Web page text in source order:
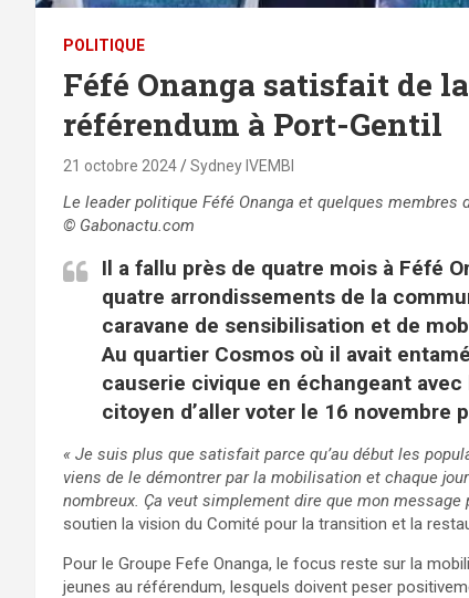
POLITIQUE
Féfé Onanga satisfait de
référendum à Port-Gentil
21 octobre 2024 Sydney IVEMBI
Le leader politique Féfé Onanga et quelques membres
© Gabonactu.com
Il a fallu près de quatre mois à Féfé
quatre arrondissements de la
caravane de sensibilisation et de
Au quartier Cosmos où il avait
causerie civique en échangeant
citoyen d’aller voter le 16 novembre
« Je suis plus que satisfait parce qu’au début les
viens de le démontrer par la mobilisation et chaque
nombreux. Ça veut simplement dire que mon message
soutien la vision du Comité pour la transition et la
Pour le Groupe Fefe Onanga, le focus reste sur la
jeunes au référendum, lesquels doivent peser